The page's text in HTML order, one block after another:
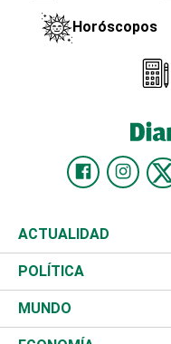
Horóscopos
ACTUALIDAD
Nacional
Ciudad
POLÍTICA
Partidos
MUNDO